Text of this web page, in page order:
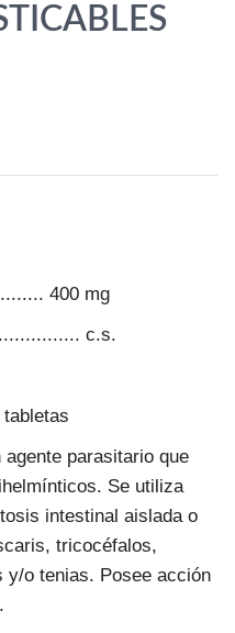
400 mg
c.s.
parasitario que
Se utiliza
intestinal aislada o
tricocéfalos,
y/o tenias. Posee acción